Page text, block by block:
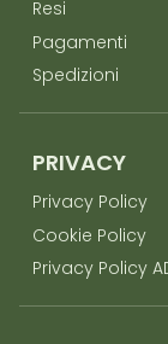
Resi
Pagamenti
Spedizioni
PRIVACY
Privacy Policy
Cookie Policy
Privacy Policy